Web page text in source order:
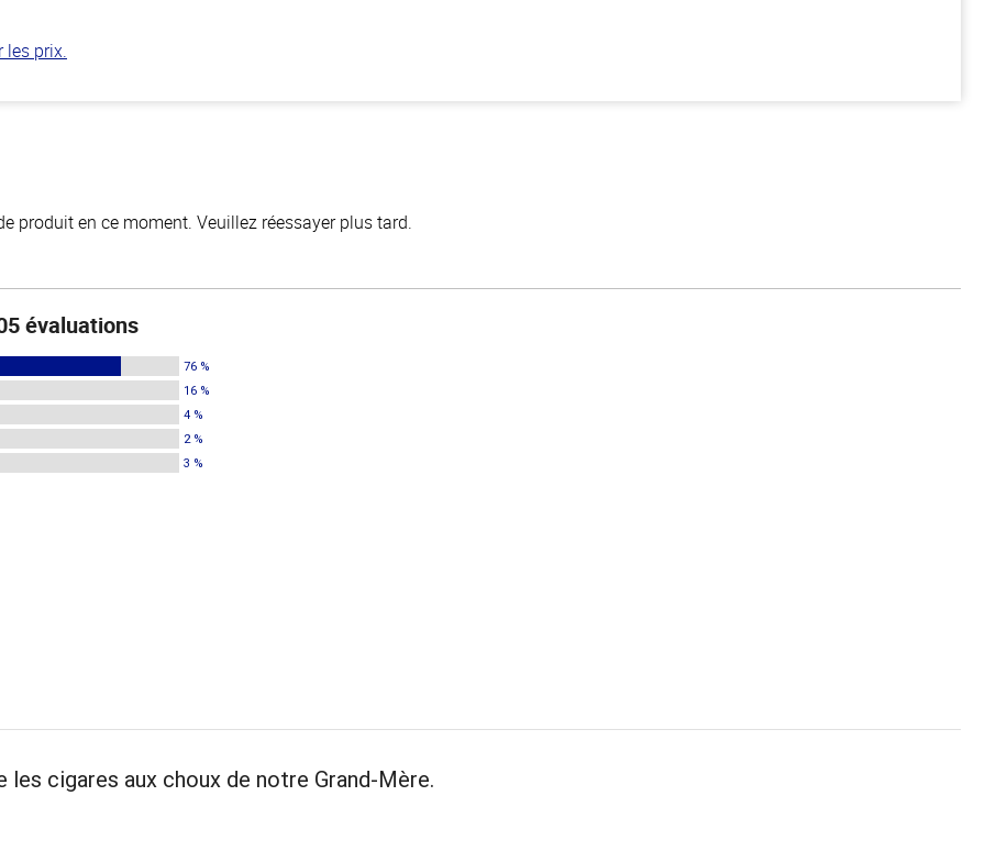
les prix.
produit en ce moment. Veuillez réessayer plus tard.
évaluations
76 %
16 %
4 %
2 %
3 %
les cigares aux choux de notre Grand-Mère.